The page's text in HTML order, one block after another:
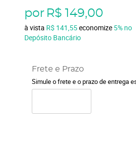
por R$ 149,00
à vista R$ 141,55economize 5% no
Depósito Bancário
Frete e Prazo
Simule o frete e o prazo de entrega